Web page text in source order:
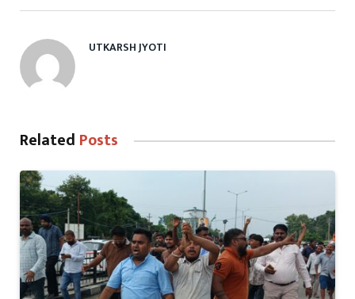
UTKARSH JYOTI
Related Posts